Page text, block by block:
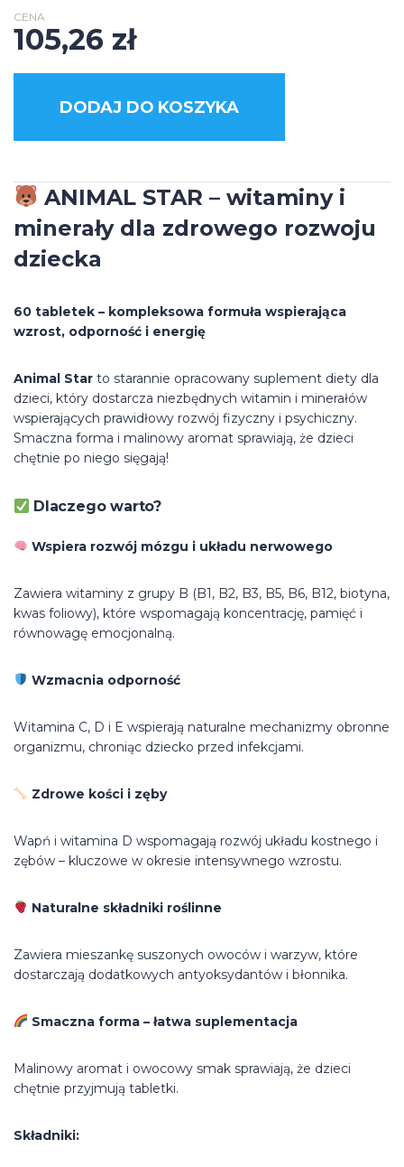
CENA
105,26 zł
DODAJ DO KOSZYKA
ANIMAL STAR – witaminy i
minerały dla zdrowego rozwoju
dziecka
60 tabletek – kompleksowa formuła wspierająca
wzrost, odporność i energię
Animal Star to starannie opracowany suplement diety dla
dzieci, który dostarcza niezbędnych witamin i minerałów
wspierających prawidłowy rozwój fizyczny i psychiczny.
Smaczna forma i malinowy aromat sprawiają, że dzieci
chętnie po niego sięgają!
Dlaczego warto?
Wspiera rozwój mózgu i układu nerwowego
Zawiera witaminy z grupy B (B1, B2, B3, B5, B6, B12, biotyna,
kwas foliowy), które wspomagają koncentrację, pamięć i
równowagę emocjonalną.
Wzmacnia odporność
Witamina C, D i E wspierają naturalne mechanizmy obronne
organizmu, chroniąc dziecko przed infekcjami.
Zdrowe kości i zęby
Wapń i witamina D wspomagają rozwój układu kostnego i
zębów – kluczowe w okresie intensywnego wzrostu.
Naturalne składniki roślinne
Zawiera mieszankę suszonych owoców i warzyw, które
dostarczają dodatkowych antyoksydantów i błonnika.
Smaczna forma – łatwa suplementacja
Malinowy aromat i owocowy smak sprawiają, że dzieci
chętnie przyjmują tabletki.
Składniki: